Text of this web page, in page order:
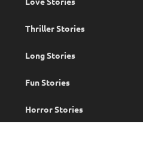
Thriller Stories
Long Stories
Fun Stories
Horror Stories